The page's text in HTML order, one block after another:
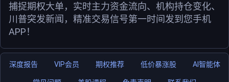
捕捉期权大单，实时主力资金流向、机构持仓变化、
川普突发新闻，精准交易信号第一时间发到您手机
APP！
深度报告 VIP会员 期权推荐 低价暴涨股 AI智能体